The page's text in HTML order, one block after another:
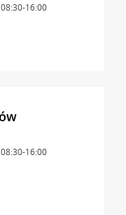
16:00
16:00